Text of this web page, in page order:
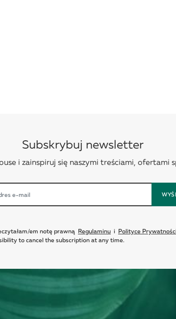
Subskrybuj newsletter
i zainspiruj się naszymi treściami, ofertami
em notę prawną Regulaminu i Polityce
to cancel the subscription at any time.